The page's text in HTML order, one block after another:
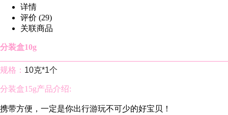
详情
评价 (29)
关联商品
分装盒10g
规格： 10克*1个
分装盒15g产品介绍:
携带方便，一定是你出行游玩不可少的好宝贝！